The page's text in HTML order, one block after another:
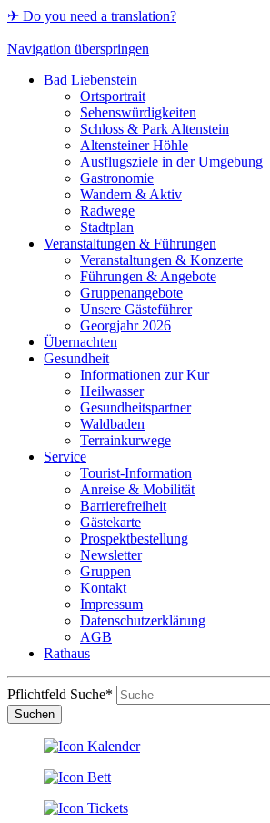
✈ Do you need a translation?
Navigation überspringen
Bad Liebenstein
Ortsportrait
Sehenswürdigkeiten
Schloss & Park Altenstein
Altensteiner Höhle
Ausflugsziele in der Umgebung
Gastronomie
Wandern & Aktiv
Radwege
Stadtplan
Veranstaltungen & Führungen
Veranstaltungen & Konzerte
Führungen & Angebote
Gruppenangebote
Unsere Gästeführer
Georgjahr 2026
Übernachten
Gesundheit
Informationen zur Kur
Heilwasser
Gesundheitspartner
Waldbaden
Terrainkurwege
Service
Tourist-Information
Anreise & Mobilität
Barrierefreiheit
Gästekarte
Prospektbestellung
Newsletter
Gruppen
Kontakt
Impressum
Datenschutzerklärung
AGB
Rathaus
Pflichtfeld Suche*
Suchen